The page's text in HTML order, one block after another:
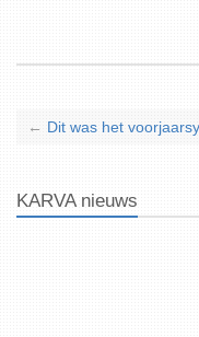
← Dit was het
KARVA nieuws
De “KARVA-prijs”
een arts, een groep
met artsen die door